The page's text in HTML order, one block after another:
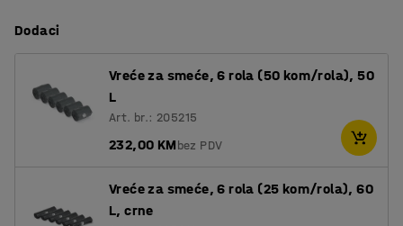
Dodaci
Vreće za smeće, 6 rola (50 kom/rola), 50
L
Art. br.: 205215
232,00 KMbez PDV
Vreće za smeće, 6 rola (25 kom/rola), 60
L, crne